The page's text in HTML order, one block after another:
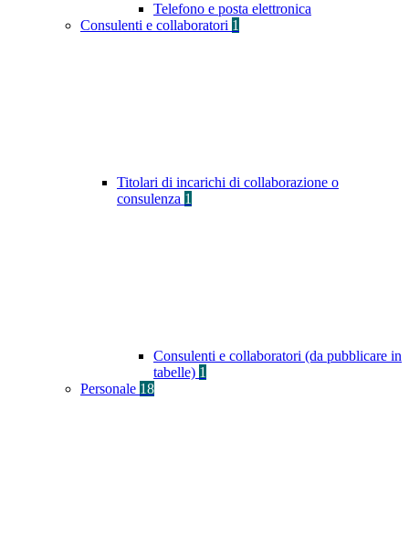
Telefono e posta elettronica
Consulenti e collaboratori 1
Titolari di incarichi di collaborazione o
consulenza 1
Consulenti e collaboratori (da pubblicare in
tabelle) 1
Personale 18